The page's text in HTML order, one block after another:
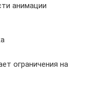
анимации
ограничения на